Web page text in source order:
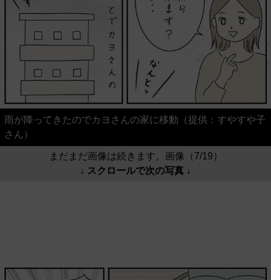
雨が降ってきたのでカヨさんの家に移動（提供：すやすや子
さん）
まだまだ画像は続きます。画像（7/19）
↓ スクロールで次の写真 ↓